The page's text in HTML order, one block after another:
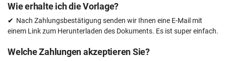
Wie erhalte ich die Vorlage?
Nach Zahlungsbestätigung senden wir Ihnen eine E-Mail mit
einem Link zum Herunterladen des Dokuments. Es ist super einfach.
Welche Zahlungen akzeptieren Sie?